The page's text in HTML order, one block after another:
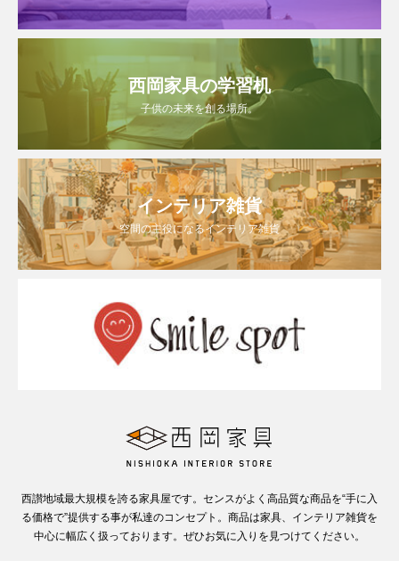
西岡家具の学習机
子供の未来を創る場所。
インテリア雑貨
空間の主役になるインテリア雑貨
西讃地域最大規模を誇る家具屋です。センスがよく高品質な商品を“手に入
る価格で”提供する事が私達のコンセプト。商品は家具、インテリア雑貨を
中心に幅広く扱っております。ぜひお気に入りを見つけてください。